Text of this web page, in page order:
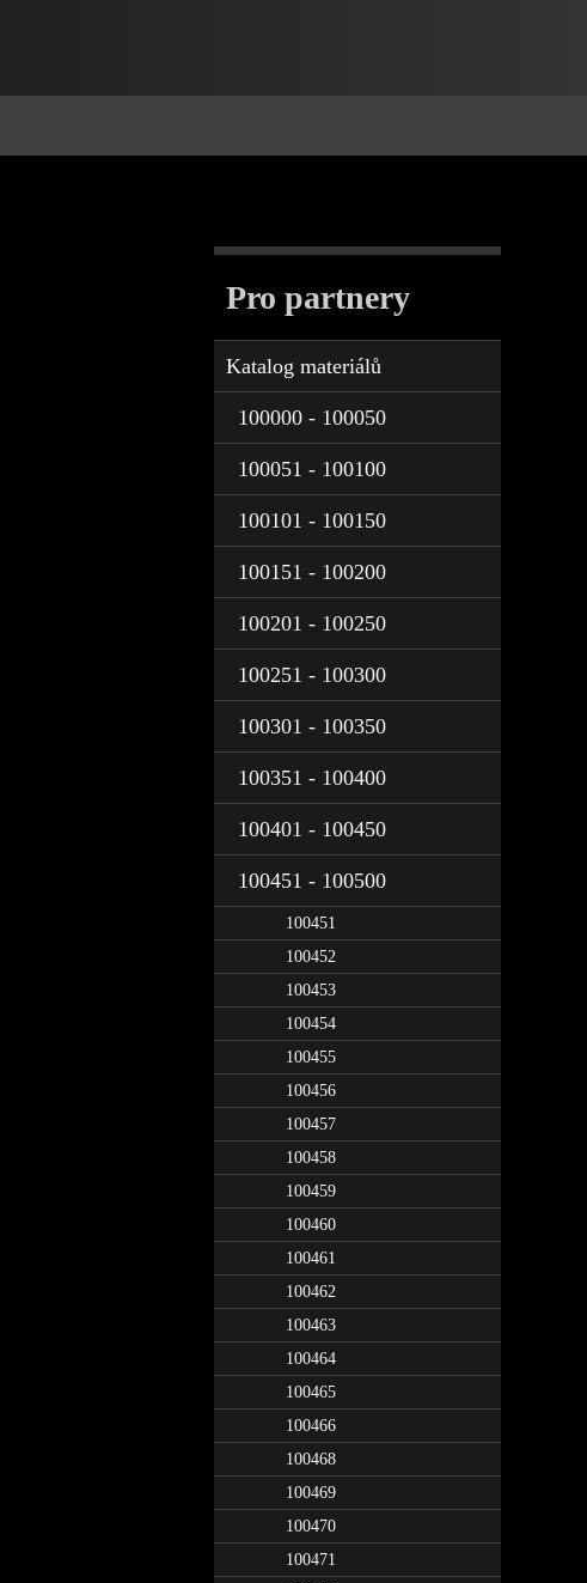
Pro partnery
Katalog materiálů
100000 - 100050
100051 - 100100
100101 - 100150
100151 - 100200
100201 - 100250
100251 - 100300
100301 - 100350
100351 - 100400
100401 - 100450
100451 - 100500
100451
100452
100453
100454
100455
100456
100457
100458
100459
100460
100461
100462
100463
100464
100465
100466
100468
100469
100470
100471